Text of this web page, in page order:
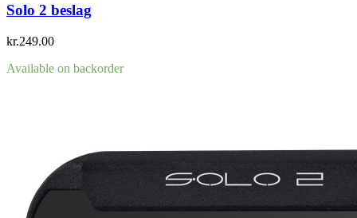
Solo 2 beslag
kr.249.00
Available on backorder